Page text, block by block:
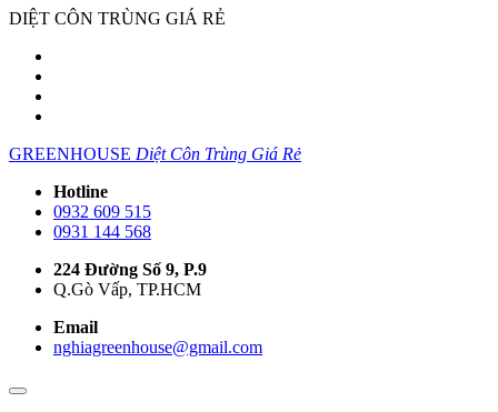
DIỆT CÔN TRÙNG GIÁ RẺ
GREENHOUSE Diệt Côn Trùng Giá Rẻ
Hotline
0932 609 515
0931 144 568
224 Đường Số 9, P.9
Q.Gò Vấp, TP.HCM
Email
nghiagreenhouse@gmail.com